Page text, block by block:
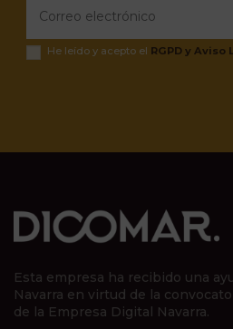
He leído y acepto el RGPD y Aviso
Esta empresa ha recibido una
Navarra en virtud de la
de la Empresa Digital Navarra.